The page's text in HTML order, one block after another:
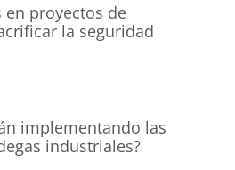
proyectos de
la seguridad
implementando las
industriales?